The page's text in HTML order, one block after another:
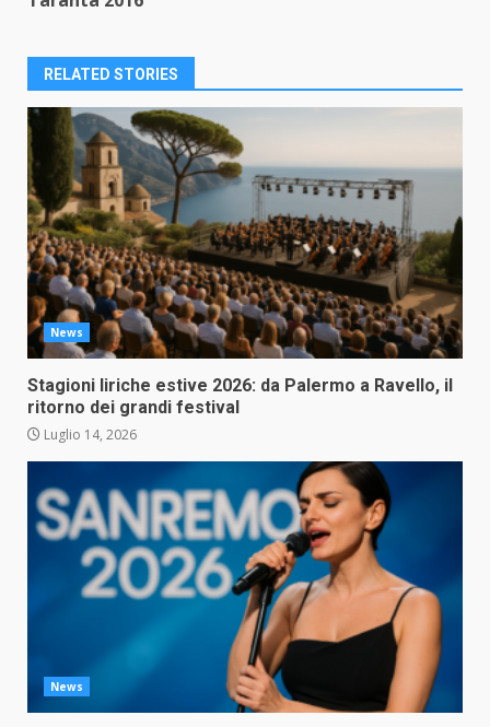
RELATED STORIES
News
Stagioni liriche estive 2026: da Palermo a Ravello, il
ritorno dei grandi festival
Luglio 14, 2026
News